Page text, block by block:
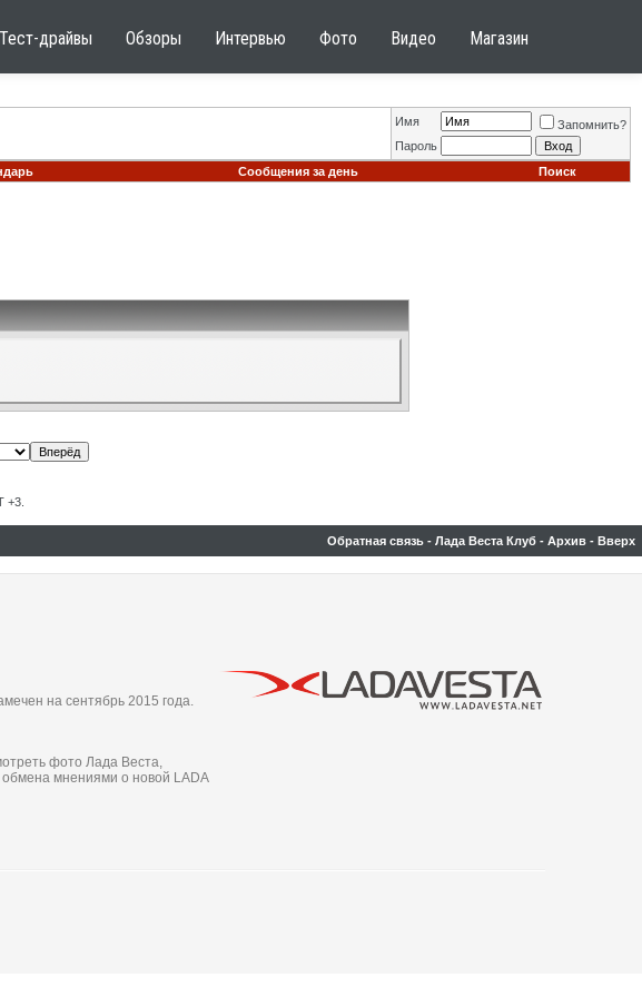
Тест-драйвы Обзоры Интервью Фото Видео Магазин
Имя
Запомнить?
Пароль
Сообщения за день Поиск
+3.
Обратная связь - Лада Веста Клуб - Архив - Вверх
на сентябрь 2015 года.
фото Лада Веста,
обмена мнениями о новой LADA